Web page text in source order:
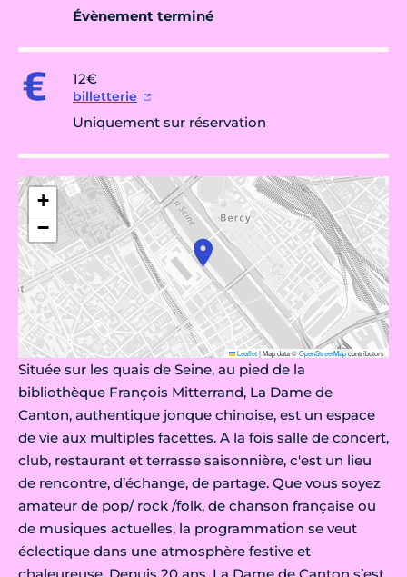
Évènement terminé
12€
billetterie
Uniquement sur réservation
+
−
Leaflet|Map data ©OpenStreetMapcontributors
Située sur les quais de Seine, au pied de la
bibliothèque François Mitterrand, La Dame de
Canton, authentique jonque chinoise, est un espace
de vie aux multiples facettes. A la fois salle de concert,
club, restaurant et terrasse saisonnière, c'est un lieu
de rencontre, d’échange, de partage. Que vous soyez
amateur de pop/ rock /folk, de chanson française ou
de musiques actuelles, la programmation se veut
éclectique dans une atmosphère festive et